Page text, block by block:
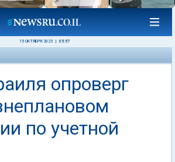
15 ОКТЯБРЯ 2025 05:57
опроверг
по учетной